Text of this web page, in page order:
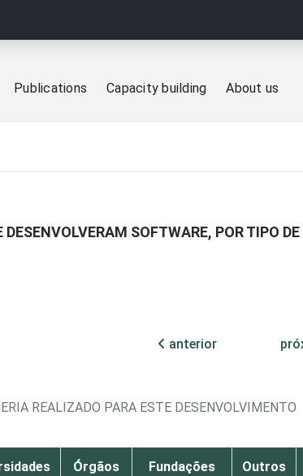
Publications Capacity building About us
SOFTWARE, POR TIPO DE
anterior
REALIZADO PARA ESTE DESENVOLVIMENTO
Órgãos
Fundações
Outros